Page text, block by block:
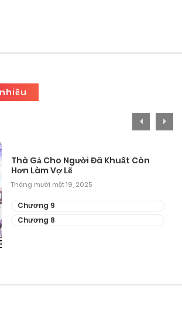
Thà Gả Cho Người Đã Khuất Còn
Hơn Làm Vợ Lẽ
Tháng mười một 19, 2025
Chương 9
Chương 8